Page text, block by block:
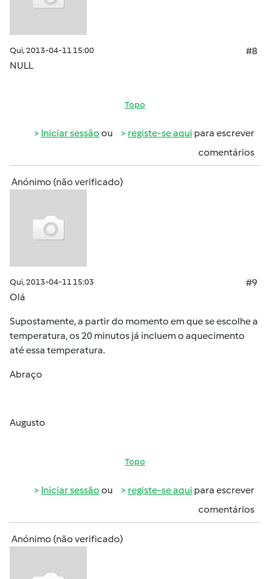
Qui, 2013-04-11 15:00
#8
NULL
Topo
Iniciar sessão ou registe-se aqui para escrever
comentários
Anónimo (não verificado)
Qui, 2013-04-11 15:03
#9
Olá
Supostamente, a partir do momento em que se escolhe a
temperatura, os 20 minutos já incluem o aquecimento
até essa temperatura.
Abraço
Augusto
Topo
Iniciar sessão ou registe-se aqui para escrever
comentários
Anónimo (não verificado)